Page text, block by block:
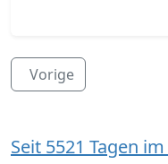
Vorige
Seit 5521 Tagen